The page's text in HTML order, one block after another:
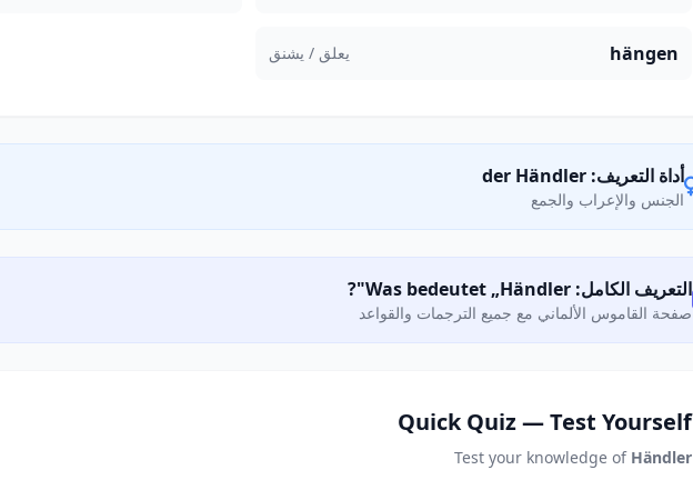
hängen يعلق / يشنق
أداة التعريف: der Händler
الجنس والإعراب والجمع
التعريف الكامل: Was bedeutet „Händler"?
صفحة القاموس الألماني مع جميع الترجمات والقواعد
Quick Quiz — Test Yourself
Test your knowledge of Händler